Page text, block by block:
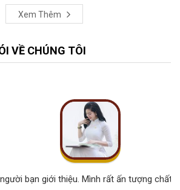
Xem Thêm
VỀ CHÚNG TÔI
bạn giới thiệu. Mình rất ấn tượng chất